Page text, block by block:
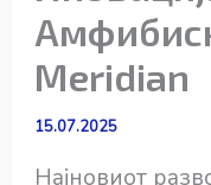
Meridian
15.07.2025
Најновиот